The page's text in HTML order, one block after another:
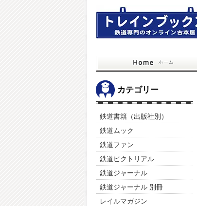
カテゴリー
鉄道書籍（出版社別）
鉄道ムック
鉄道ファン
鉄道ピクトリアル
鉄道ジャーナル
鉄道ジャーナル 別冊
レイルマガジン